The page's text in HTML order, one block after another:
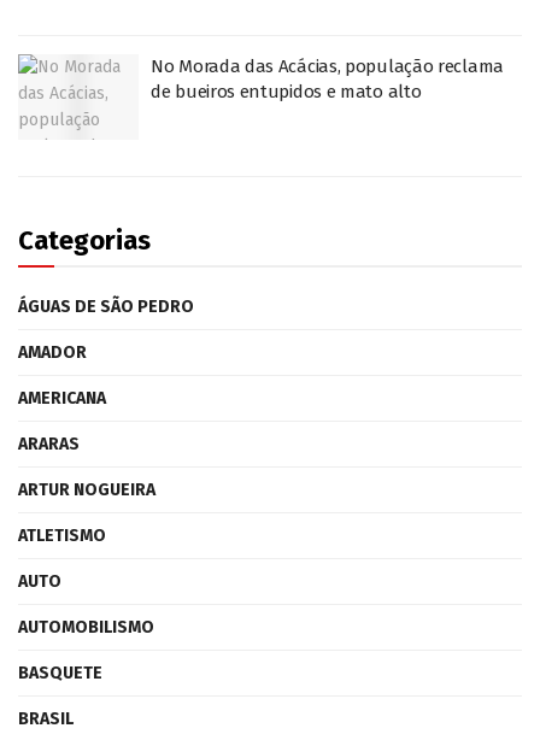
No Morada das Acácias, população reclama
de bueiros entupidos e mato alto
Categorias
ÁGUAS DE SÃO PEDRO
AMADOR
AMERICANA
ARARAS
ARTUR NOGUEIRA
ATLETISMO
AUTO
AUTOMOBILISMO
BASQUETE
BRASIL